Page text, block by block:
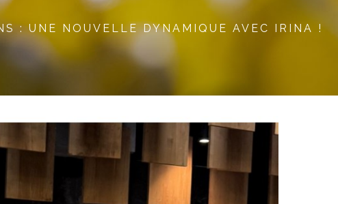
: UNE NOUVELLE DYNAMIQUE AVEC IRINA !